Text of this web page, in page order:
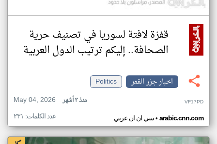
قفزة لافتة لسوريا في تصنيف حرية
الصحافة.. إليكم ترتيب الدول العربية
اخبار جزر القمر
Politics
May 04, 2026
منذ ٣ أشهر VF17PD
سي ان ان عربي• arabic.cnn.com عدد الكلمات: ٢٣١